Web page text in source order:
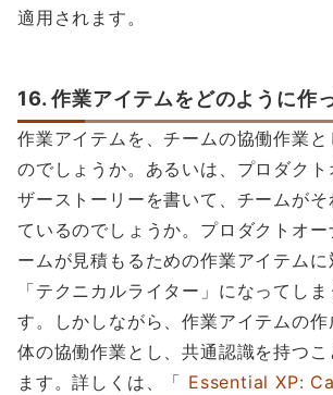
適用されます。
16. 作業アイテムをどのように作
作業アイテムを、チームの協働作業と
のでしょうか。あるいは、プロダクト
ザーストーリーを書いて、チームがそ
ているのでしょうか。プロダクトオ
ームが見積もるための作業アイテム
「テクニカルライター」になってし
す。しかしながら、作業アイテムの作
体の協働作業とし、共通認識を持つこ
ます。詳しくは、「 Essential XP: